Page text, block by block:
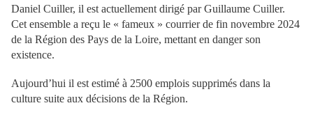
Daniel Cuiller, il est actuellement dirigé par Guillaume Cuiller.
Cet ensemble a reçu le « fameux » courrier de fin novembre 2024
de la Région des Pays de la Loire, mettant en danger son
existence.
Aujourd’hui il est estimé à 2500 emplois supprimés dans la
culture suite aux décisions de la Région.